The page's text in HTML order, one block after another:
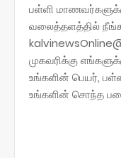
பள்ளி
வலைத்தளத்தில்
முகவரிக்கு
உங்களின் பெயர்,
உங்களின் சொந்த